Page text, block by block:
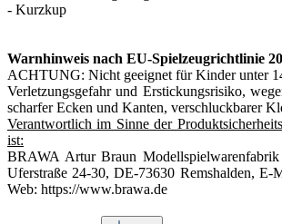
- Kurzkup
Warnhinweis nach EU-Spielzeugrichtlinie
ACHTUNG: Nicht geeignet für Kinder unter
Verletzungsgefahr und Erstickungsrisiko,
scharfer Ecken und Kanten, verschluckbarer
Verantwortlich im Sinne der
ist:
BRAWA Artur Braun
Uferstraße 24-30, DE-73630 Remshalden, E-
Web: https://www.brawa.de